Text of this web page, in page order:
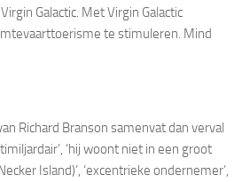
Galactic. Met Virgin Galactic
te stimuleren. Mind
Richard Branson samenvat dan verval
‘hij woont niet in een groot
Island)’, ‘excentrieke ondernemer’,